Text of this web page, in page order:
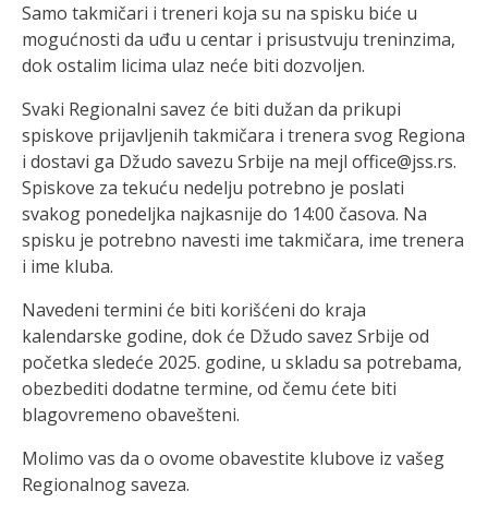
Samo takmičari i treneri koja su na spisku biće u
mogućnosti da uđu u centar i prisustvuju treninzima,
dok ostalim licima ulaz neće biti dozvoljen.
Svaki Regionalni savez će biti dužan da prikupi
spiskove prijavljenih takmičara i trenera svog Regiona
i dostavi ga Džudo savezu Srbije na mejl office@jss.rs.
Spiskove za tekuću nedelju potrebno je poslati
svakog ponedeljka najkasnije do 14:00 časova. Na
spisku je potrebno navesti ime takmičara, ime trenera
i ime kluba.
Navedeni termini će biti korišćeni do kraja
kalendarske godine, dok će Džudo savez Srbije od
početka sledeće 2025. godine, u skladu sa potrebama,
obezbediti dodatne termine, od čemu ćete biti
blagovremeno obavešteni.
Molimo vas da o ovome obavestite klubove iz vašeg
Regionalnog saveza.